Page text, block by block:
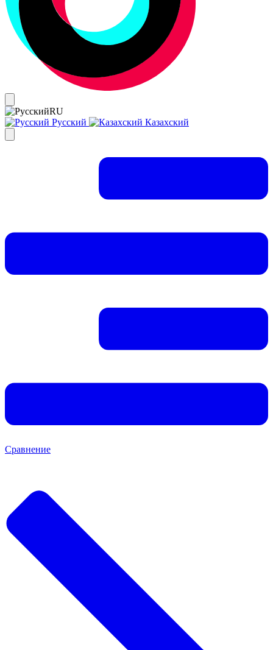
RU
Русский
Казахский
Сравнение